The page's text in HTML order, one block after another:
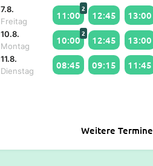
7.8.
Freitag
11:00
2
12:45 13:00
10.8.
Montag
10:00
2
12:45 13:00
11.8.
Dienstag
08:45 09:15 11:45
Weitere Termine